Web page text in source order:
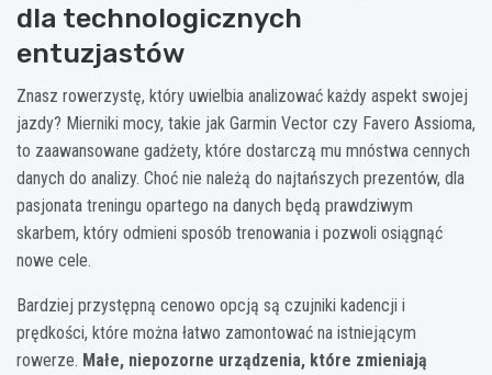
dla technologicznych
entuzjastów
Znasz rowerzystę, który uwielbia analizować każdy aspekt swojej
jazdy? Mierniki mocy, takie jak Garmin Vector czy Favero Assioma,
to zaawansowane gadżety, które dostarczą mu mnóstwa cennych
danych do analizy. Choć nie należą do najtańszych prezentów, dla
pasjonata treningu opartego na danych będą prawdziwym
skarbem, który odmieni sposób trenowania i pozwoli osiągnąć
nowe cele.
Bardziej przystępną cenowo opcją są czujniki kadencji i
prędkości, które można łatwo zamontować na istniejącym
rowerze. Małe, niepozorne urządzenia, które zmieniają